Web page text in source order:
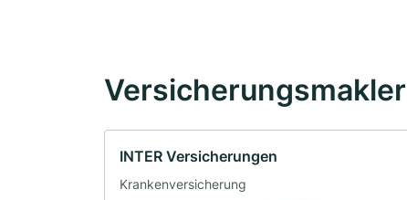
INTER Versicherungen
Krankenversicherung